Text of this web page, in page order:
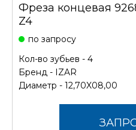
Фреза концевая
Z4
по запросу
Кол-во зубьев - 4
Бренд - IZAR
Диаметр - 12,70X08,00